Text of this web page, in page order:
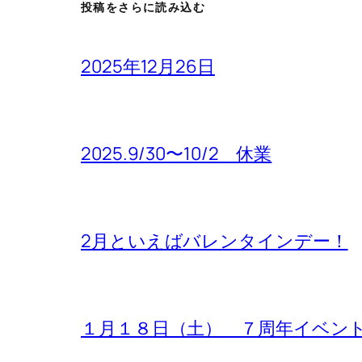
投稿をさらに読み込む
2025年12月26日
2025.9/30〜10/2 休業
2月といえばバレンタインデー！
１月１８日（土） ７周年イベン